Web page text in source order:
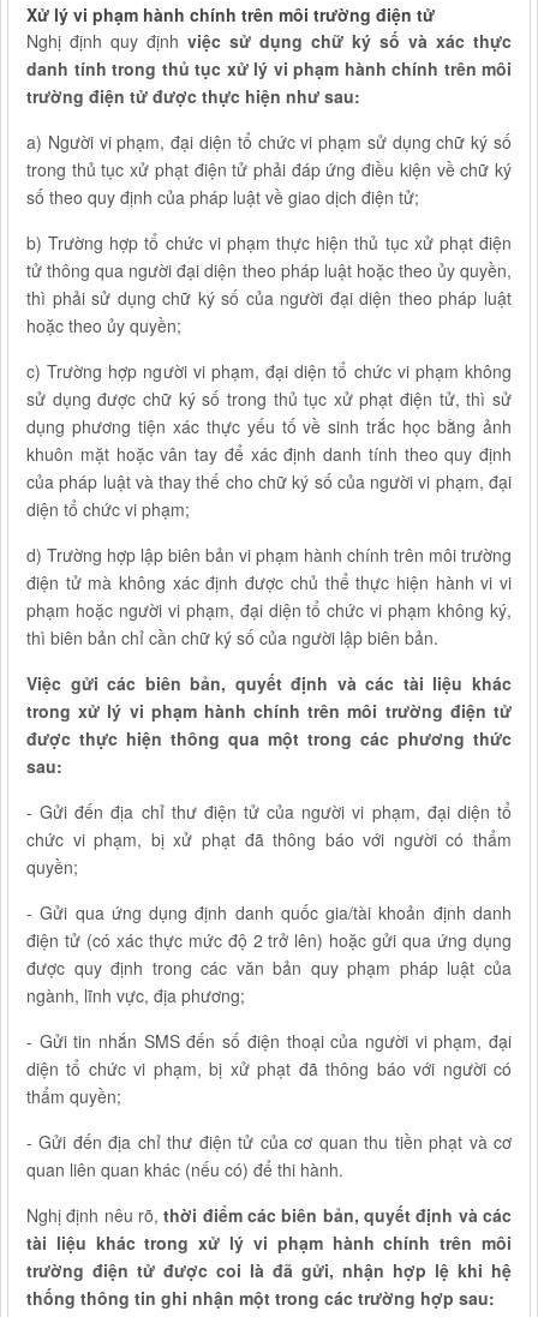
Xử lý vi phạm hành chính trên môi trường điện tử
Nghị định quy định việc sử dụng chữ ký số và xác thực
danh tính trong thủ tục xử lý vi phạm hành chính trên môi
trường điện tử được thực hiện như sau:
a) Người vi phạm, đại diện tổ chức vi phạm sử dụng chữ ký số
trong thủ tục xử phạt điện tử phải đáp ứng điều kiện về chữ ký
số theo quy định của pháp luật về giao dịch điện tử;
b) Trường hợp tổ chức vi phạm thực hiện thủ tục xử phạt điện
tử thông qua người đại diện theo pháp luật hoặc theo ủy quyền,
thì phải sử dụng chữ ký số của người đại diện theo pháp luật
hoặc theo ủy quyền;
c) Trường hợp người vi phạm, đại diện tổ chức vi phạm không
sử dụng được chữ ký số trong thủ tục xử phạt điện tử, thì sử
dụng phương tiện xác thực yếu tố về sinh trắc học bằng ảnh
khuôn mặt hoặc vân tay để xác định danh tính theo quy định
của pháp luật và thay thế cho chữ ký số của người vi phạm, đại
diện tổ chức vi phạm;
d) Trường hợp lập biên bản vi phạm hành chính trên môi trường
điện tử mà không xác định được chủ thể thực hiện hành vi vi
phạm hoặc người vi phạm, đại diện tổ chức vi phạm không ký,
thì biên bản chỉ cần chữ ký số của người lập biên bản.
Việc gửi các biên bản, quyết định và các tài liệu khác
trong xử lý vi phạm hành chính trên môi trường điện tử
được thực hiện thông qua một trong các phương thức
sau:
- Gửi đến địa chỉ thư điện tử của người vi phạm, đại diện tổ
chức vi phạm, bị xử phạt đã thông báo với người có thẩm
quyền;
- Gửi qua ứng dụng định danh quốc gia/tài khoản định danh
điện tử (có xác thực mức độ 2 trở lên) hoặc gửi qua ứng dụng
được quy định trong các văn bản quy phạm pháp luật của
ngành, lĩnh vực, địa phương;
- Gửi tin nhắn SMS đến số điện thoại của người vi phạm, đại
diện tổ chức vi phạm, bị xử phạt đã thông báo với người có
thẩm quyền;
- Gửi đến địa chỉ thư điện tử của cơ quan thu tiền phạt và cơ
quan liên quan khác (nếu có) để thi hành.
Nghị định nêu rõ,thời điểm các biên bản, quyết định và các
tài liệu khác trong xử lý vi phạm hành chính trên môi
trường điện tử được coi là đã gửi, nhận hợp lệ khi hệ
thống thông tin ghi nhận một trong các trường hợp sau: